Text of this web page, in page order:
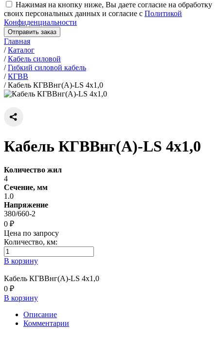
Нажимая на кнопку ниже, Вы даете согласие на обработку
своих персональных данных и согласие с Политикой
Конфиденциальности
Отправить заказ
Главная
/Каталог
/Кабель силовой
/Гибкий силовой кабель
/КГВВ
/Кабель КГВВнг(А)-LS 4х1,0
Кабель КГВВнг(А)-LS 4х1,0
Количество жил
4
Сечение, мм
1.0
Напряжение
380/660-2
0 ₽
Цена по запросу
Количество, км:
В корзину
Кабель КГВВнг(А)-LS 4х1,0
0 ₽
В корзину
Описание
Комментарии